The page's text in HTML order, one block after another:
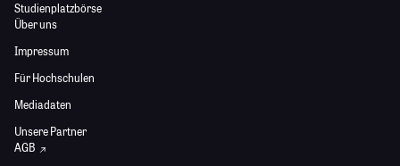
Studienplatzbörse
Über uns
Impressum
Für Hochschulen
Mediadaten
Unsere Partner
AGB